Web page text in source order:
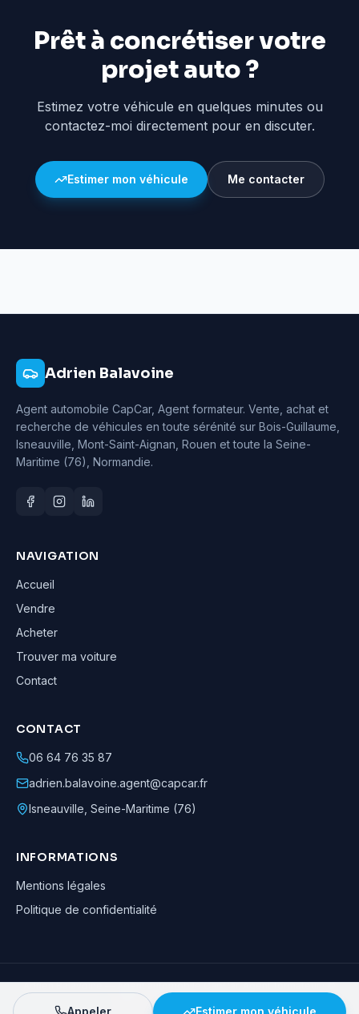
Prêt à concrétiser votre
projet auto ?
Estimez votre véhicule en quelques minutes ou
contactez-moi directement pour en discuter.
Estimer mon véhicule Me contacter
Adrien Balavoine
Agent automobile CapCar, Agent formateur. Vente, achat et
recherche de véhicules en toute sérénité sur Bois-Guillaume,
Isneauville, Mont-Saint-Aignan, Rouen et toute la Seine-
Maritime (76), Normandie.
NAVIGATION
Accueil
Vendre
Acheter
Trouver ma voiture
Contact
CONTACT
06 64 76 35 87
adrien.balavoine.agent@capcar.fr
Isneauville Seine-Maritime (76)
INFORMATIONS
Mentions légales
Politique de confidentialité
Adrien Balavoine—Agent automobile CapCar, Agent formateur· ©
· Tous droits réservés
Appeler Estimer mon véhicule